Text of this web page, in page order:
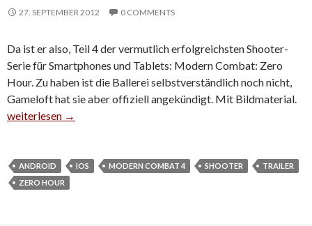
27. SEPTEMBER 2012 0 COMMENTS
Da ist er also, Teil 4 der vermutlich erfolgreichsten Shooter-
Serie für Smartphones und Tablets: Modern Combat: Zero
Hour. Zu haben ist die Ballerei selbstverständlich noch nicht,
Gameloft hat sie aber offiziell angekündigt. Mit Bildmaterial.
Gameloft zeigt erste Spielszenen von Modern Combat: Zero
weiterlesen →
ANDROID IOS MODERN COMBAT 4 SHOOTER
TRAILER
ZERO HOUR